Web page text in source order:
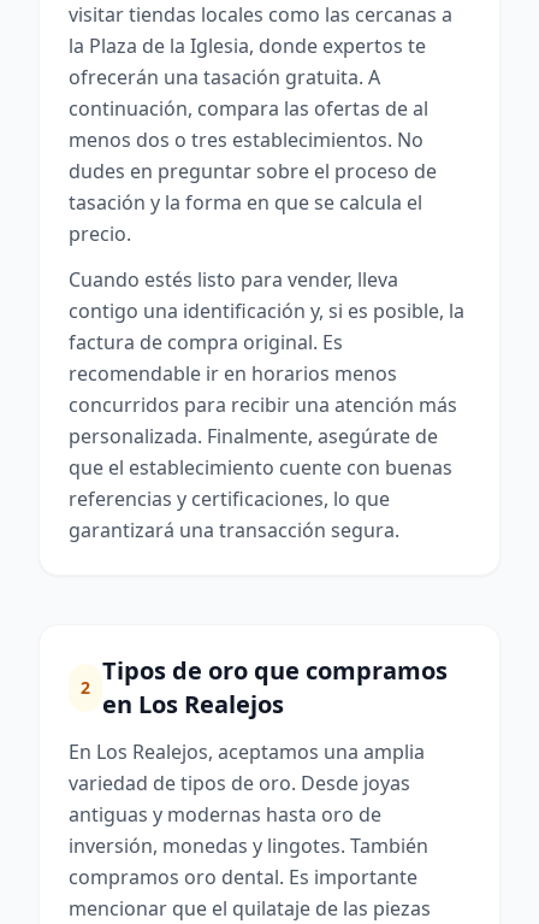
visitar tiendas locales como las cercanas a
la Plaza de la Iglesia, donde expertos te
ofrecerán una tasación gratuita. A
continuación, compara las ofertas de al
menos dos o tres establecimientos. No
dudes en preguntar sobre el proceso de
tasación y la forma en que se calcula el
precio.
Cuando estés listo para vender, lleva
contigo una identificación y, si es posible, la
factura de compra original. Es
recomendable ir en horarios menos
concurridos para recibir una atención más
personalizada. Finalmente, asegúrate de
que el establecimiento cuente con buenas
referencias y certificaciones, lo que
garantizará una transacción segura.
2
Tipos de oro que compramos
en Los Realejos
En Los Realejos, aceptamos una amplia
variedad de tipos de oro. Desde joyas
antiguas y modernas hasta oro de
inversión, monedas y lingotes. También
compramos oro dental. Es importante
mencionar que el quilataje de las piezas